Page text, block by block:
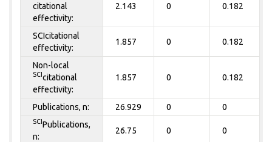
citational
effectivity:
2.143 0 0.182
SCIcitational
effectivity:
1.857 0 0.182
Non-local
SCI citational
effectivity:
1.857 0 0.182
Publications, n: 26.929 0 0
SCI Publications,
n:
26.75 0 0